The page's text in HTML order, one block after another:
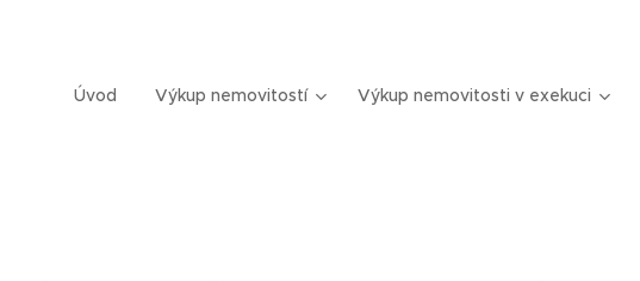
Úvod Výkup nemovitostí Výkup nemovitosti v exekuci